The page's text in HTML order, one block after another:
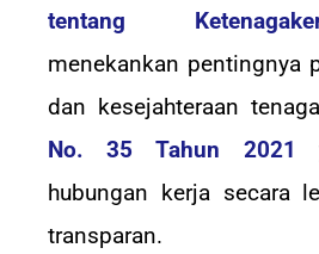
tentang
menekankan pentingnya
dan kesejahteraan
No. 35 Tahun 2021
hubungan kerja secara
transparan.